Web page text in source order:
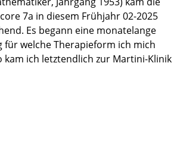
7a in diesem Frühjahr 02-2025
Es begann eine monatelange
für welche Therapieform ich mich
kam ich letztendlich zur Martini-Klinik
mit Prof. Dr. Steuber. Seine
Offenheit für verschiedene Ansätze